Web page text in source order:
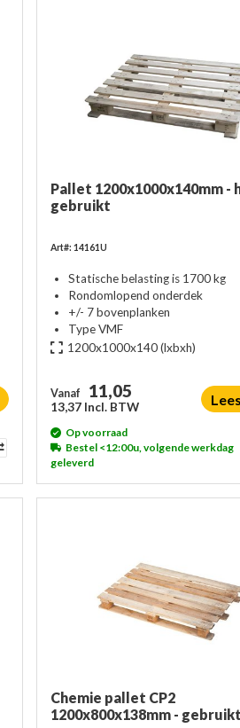
Pallet 1200x1000x140mm -
gebruikt
Art#: 14161U
Statische belasting is 1700 kg
Rondomlopend onderdek
+/- 7 bovenplanken
Type VMF
1200x1000x140(lxbxh)
Vanaf 11,05
13,37 Incl. BTW
Op voorraad
Bestel <12:00u, volgende werkdag
geleverd
Chemie pallet CP2
1200x800x138mm - gebruikt